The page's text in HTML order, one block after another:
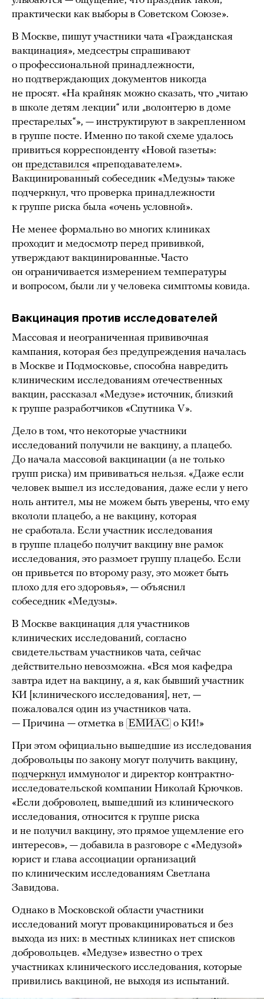
практически как выборы в Советском Союзе».
В Москве, пишут участники чата «Гражданская
вакцинация», медсестры спрашивают
о профессиональной принадлежности,
но подтверждающих документов никогда
не просят. «На крайняк можно сказать, что „читаю
в школе детям лекции“ или „волонтерю в доме
престарелых“», — инструктируют в закрепленном
в группе посте. Именно по такой схеме удалось
привиться корреспонденту «Новой газеты»:
он представился «преподавателем».
Вакцинированный собеседник «Медузы» также
подчеркнул, что проверка принадлежности
к группе риска была «очень условной».
Не менее формально во многих клиниках
проходит и медосмотр перед прививкой,
утверждают вакцинированные. Часто
он ограничивается измерением температуры
и вопросом, были ли у человека симптомы ковида.
Вакцинация против исследователей
Массовая и неограниченная прививочная
кампания, которая без предупреждения началась
в Москве и Подмосковье, способна навредить
клиническим исследованиям отечественных
вакцин, рассказал «Медузе» источник, близкий
к группе разработчиков «Спутника V».
Дело в том, что некоторые участники
исследований получили не вакцину, а плацебо.
До начала массовой вакцинации (а не только
групп риска) им прививаться нельзя. «Даже если
человек вышел из исследования, даже если у него
ноль антител, мы не можем быть уверены, что ему
вкололи плацебо, а не вакцину, которая
не сработала. Если участник исследования
в группе плацебо получит вакцину вне рамок
исследования, это размоет группу плацебо. Если
он привьется по второму разу, это может быть
плохо для его здоровья», — объяснил
собеседник «Медузы».
В Москве вакцинация для участников
клинических исследований, согласно
свидетельствам участников чата, сейчас
действительно невозможна. «Вся моя кафедра
завтра идет на вакцину, а я, как бывший участник
КИ [клинического исследования], нет, —
пожаловался один из участников чата.
— Причина — отметка в ЕМИАС о КИ!»
При этом официально вышедшие из исследования
добровольцы по закону могут получить вакцину,
подчеркнул иммунолог и директор контрактно-
исследовательской компании Николай Крючков.
«Если доброволец, вышедший из клинического
исследования, относится к группе риска
и не получил вакцину, это прямое ущемление его
интересов», — добавила в разговоре с «Медузой»
юрист и глава ассоциации организаций
по клиническим исследованиям Светлана
Завидова.
Однако в Московской области участники
исследований могут провакцинироваться и без
выхода из них: в местных клиниках нет списков
добровольцев. «Медузе» известно о трех
участниках клинического исследования, которые
привились вакциной, не выходя из испытаний.